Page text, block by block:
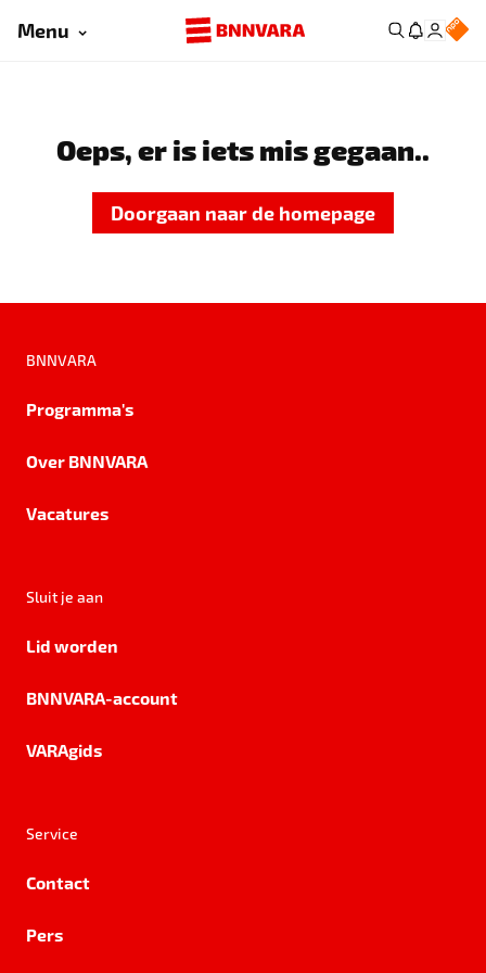
Menu
Oeps, er is iets mis gegaan..
Doorgaan naar de homepage
BNNVARA
Programma's
Over BNNVARA
Vacatures
Sluit je aan
Lid worden
BNNVARA-account
VARAgids
Service
Contact
Pers